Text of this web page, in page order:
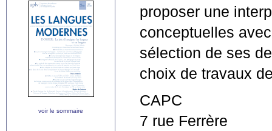
proposer une
conceptuelles
sélection de ses
choix de travaux
CAPC
7 rue Ferrère
voir le sommaire